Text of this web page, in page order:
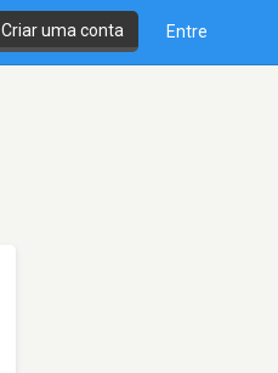
Criar uma conta Entre